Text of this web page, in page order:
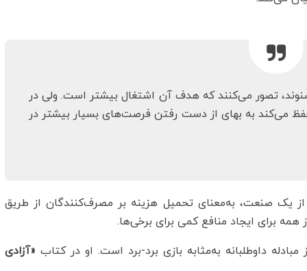
تصور می‌کنند که هدف آن اشتغال بیشتر است. ولی در
می‌کند به بهای از دست رفتن فرصت‌های بسیار بیشتر در
یک صنعت، به‌معنای تحمیل هزینه بر مصرف‌کنندگان از طریق
برای ایجاد منافع کمی برای برخی‌ها.
داوطلبانه به‌مثابه بازی برد-برد است. او در کتاب «آزادی